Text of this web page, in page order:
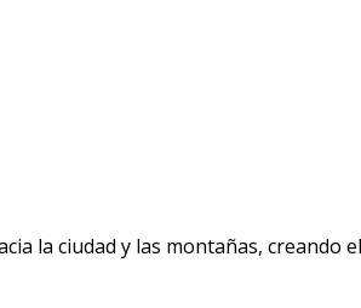
la ciudad y las montañas, creando el